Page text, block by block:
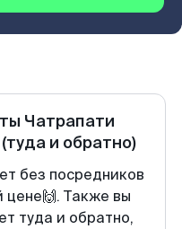
Чатрапати
(туда и обратно)
без посредников
Также вы
туда и обратно,